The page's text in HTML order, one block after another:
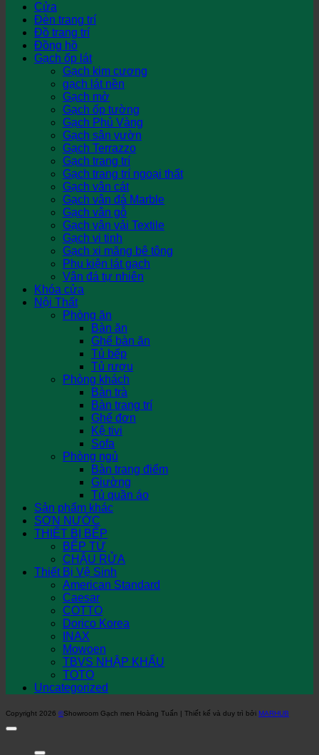
Cửa
Đèn trang trí
Đồ trang trí
Đồng hồ
Gạch ốp lát
Gạch kim cương
gạch lát nền
Gạch mờ
Gạch ốp tường
Gạch Phủ Vàng
Gạch sân vườn
Gạch Terrazzo
Gạch trang trí
Gạch trang trí ngoại thất
Gạch vân cát
Gạch vân đá Marble
Gạch vân gỗ
Gạch vân vải Textile
Gạch vi tinh
Gạch xi măng bê tông
Phụ kiện lát gạch
Vân đá tự nhiên
Khóa cửa
Nội Thất
Phòng ăn
Bàn ăn
Ghế bàn ăn
Tủ bếp
Tủ rượu
Phòng khách
Bàn trà
Bàn trang trí
Ghế đơn
Kệ tivi
Sofa
Phòng ngủ
Bàn trang điểm
Giường
Tủ quần áo
Sản phẩm khác
SƠN NƯỚC
THIẾT BỊ BẾP
BẾP TỪ
CHẬU RỬA
Thiết Bị Vệ Sinh
American Standard
Caesar
COTTO
Dorico Korea
INAX
Mowoen
TBVS NHẬP KHẨU
TOTO
Uncategorized
Copyright 2026 ©Showroom Gạch men Hoàng Tuấn | Thiết kế và duy trì bởi MARHUB